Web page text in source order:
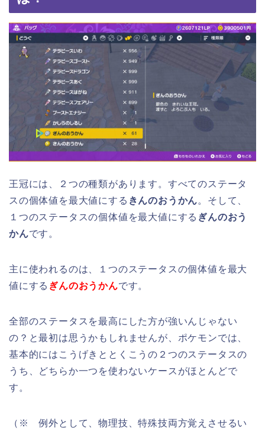
王冠には、２つの種類があります。すべてのステータ
スの個体値を最大値にする きんのおうかん。そして、
１つのステータスの個体値を最大値にする ぎんのおう
かんです。
主に使われるのは、１つのステータスの個体値を最大
値にする ぎんのおうかんです。
全部のステータスを最高にした方が強いんじゃない
の？と最初は思うかもしれませんが、ポケモンでは、
基本的にはこうげきととくこうの２つのステータスの
うち、どちらか一つを使わないケースがほとんどで
す。
（※ 例外として、物理技、特殊技両方覚えさせるい